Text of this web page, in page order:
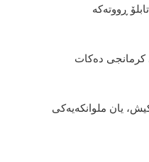
ڕووتەکە
كرمانجی ده‌كات
یان ملوانکەیەکی